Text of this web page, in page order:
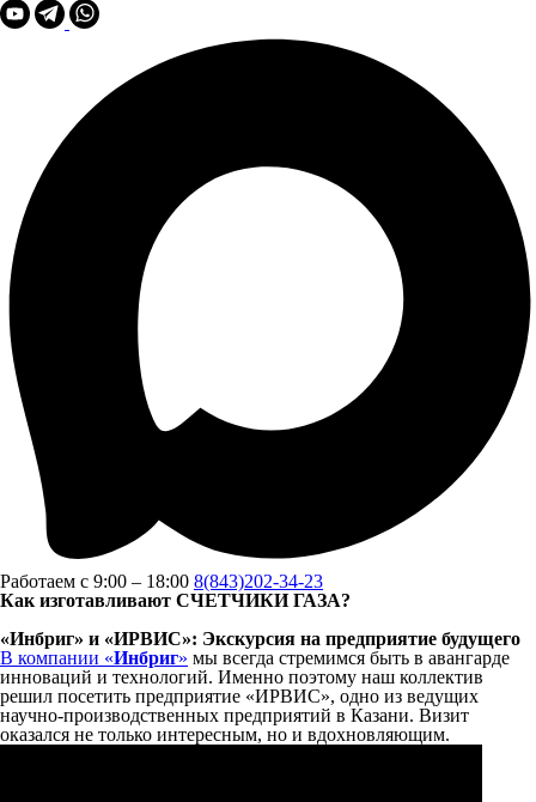
Работаем с 9:00 – 18:00 8(843)202-34-23
Как изготавливают СЧЕТЧИКИ ГАЗА?
«Инбриг» и «ИРВИС»: Экскурсия на предприятие будущего
В компании «Инбриг» мы всегда стремимся быть в авангарде
инноваций и технологий. Именно поэтому наш коллектив
решил посетить предприятие «ИРВИС», одно из ведущих
научно-производственных предприятий в Казани. Визит
оказался не только интересным, но и вдохновляющим.